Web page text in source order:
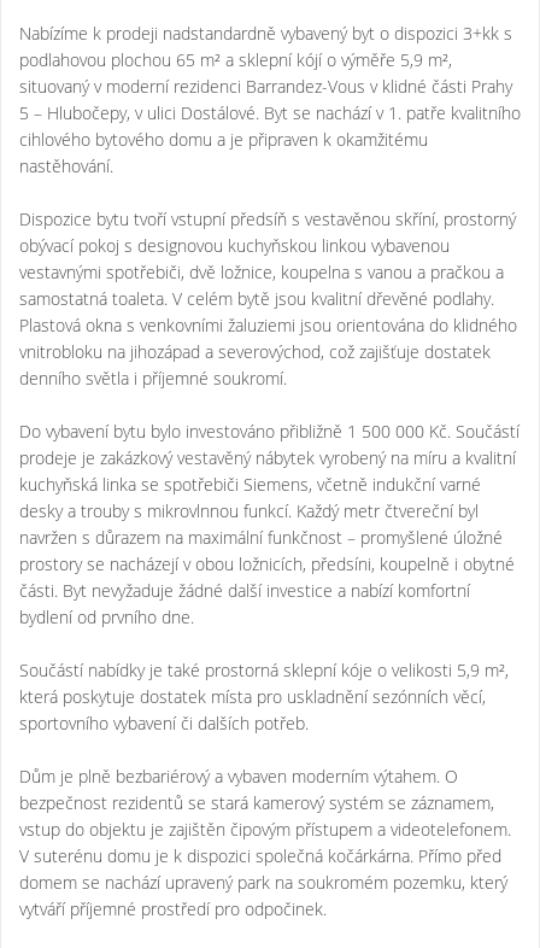
Nabízíme k prodeji nadstandardně vybavený byt o dispozici 3+kk s
podlahovou plochou 65 m² a sklepní kójí o výměře 5,9 m²,
situovaný v moderní rezidenci Barrandez-Vous v klidné části Prahy
5 – Hlubočepy, v ulici Dostálové. Byt se nachází v 1. patře kvalitního
cihlového bytového domu a je připraven k okamžitému
nastěhování.
Dispozice bytu tvoří vstupní předsíň s vestavěnou skříní, prostorný
obývací pokoj s designovou kuchyňskou linkou vybavenou
vestavnými spotřebiči, dvě ložnice, koupelna s vanou a pračkou a
samostatná toaleta. V celém bytě jsou kvalitní dřevěné podlahy.
Plastová okna s venkovními žaluziemi jsou orientována do klidného
vnitrobloku na jihozápad a severovýchod, což zajišťuje dostatek
denního světla i příjemné soukromí.
Do vybavení bytu bylo investováno přibližně 1 500 000 Kč. Součástí
prodeje je zakázkový vestavěný nábytek vyrobený na míru a kvalitní
kuchyňská linka se spotřebiči Siemens, včetně indukční varné
desky a trouby s mikrovlnnou funkcí. Každý metr čtvereční byl
navržen s důrazem na maximální funkčnost – promyšlené úložné
prostory se nacházejí v obou ložnicích, předsíni, koupelně i obytné
části. Byt nevyžaduje žádné další investice a nabízí komfortní
bydlení od prvního dne.
Součástí nabídky je také prostorná sklepní kóje o velikosti 5,9 m²,
která poskytuje dostatek místa pro uskladnění sezónních věcí,
sportovního vybavení či dalších potřeb.
Dům je plně bezbariérový a vybaven moderním výtahem. O
bezpečnost rezidentů se stará kamerový systém se záznamem,
vstup do objektu je zajištěn čipovým přístupem a videotelefonem.
V suterénu domu je k dispozici společná kočárkárna. Přímo před
domem se nachází upravený park na soukromém pozemku, který
vytváří příjemné prostředí pro odpočinek.